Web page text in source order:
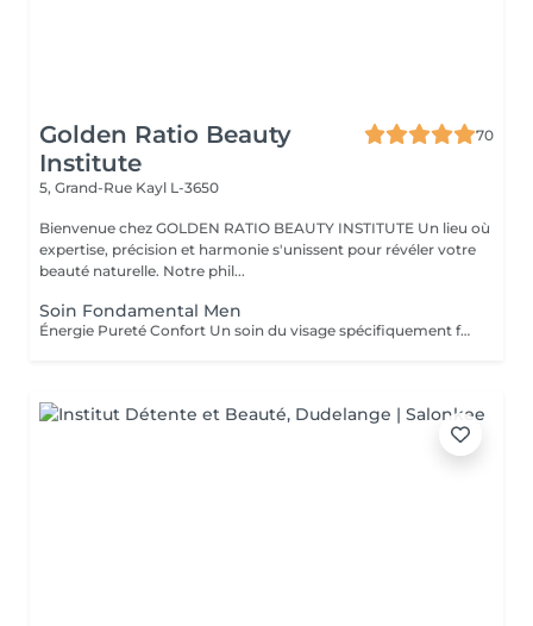
Golden Ratio Beauty
Institute
70
5, Grand-Rue Kayl L-3650
Bienvenue chez GOLDEN RATIO BEAUTY INSTITUTE Un lieu où
expertise, précision et harmonie s'unissent pour révéler votre
beauté naturelle. Notre phil...
Soin Fondamental Men
Énergie Pureté Confort Un soin du visage spécifiquement formulé pour répondre aux besoins de la peau masculine : plus épaisse, plus sujette aux brillances, aux irritations post-rasage et au stress oxydatif. Ce rituel allie nettoyage profond, massage énergisant et actifs revitalisants pour purifier, hydrater et renforcer la peau. Les tensions s'estompent, le teint retrouve éclat et fraîcheur. Un moment de soin sobre, efficace et parfaitement adapté aux hommes d'aujourd'hui. Résultat : une peau nette, tonique, visiblement plus saine et rechargée.